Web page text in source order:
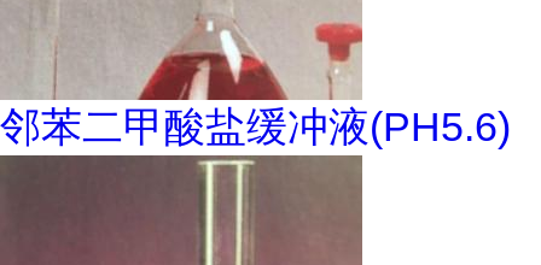
邻苯二甲酸盐缓冲液(PH5.6)